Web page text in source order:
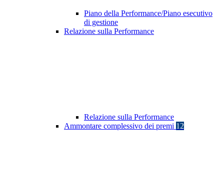
Piano della Performance/Piano esecutivo
di gestione
Relazione sulla Performance
Relazione sulla Performance
Ammontare complessivo dei premi 12